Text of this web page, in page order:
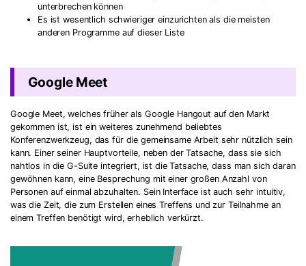
unterbrechen können
Es ist wesentlich schwieriger einzurichten als die meisten
anderen Programme auf dieser Liste
Google Meet
Google Meet, welches früher als Google Hangout auf den Markt
gekommen ist, ist ein weiteres zunehmend beliebtes
Konferenzwerkzeug, das für die gemeinsame Arbeit sehr nützlich sein
kann. Einer seiner Hauptvorteile, neben der Tatsache, dass sie sich
nahtlos in die G-Suite integriert, ist die Tatsache, dass man sich daran
gewöhnen kann, eine Besprechung mit einer großen Anzahl von
Personen auf einmal abzuhalten. Sein Interface ist auch sehr intuitiv,
was die Zeit, die zum Erstellen eines Treffens und zur Teilnahme an
einem Treffen benötigt wird, erheblich verkürzt.